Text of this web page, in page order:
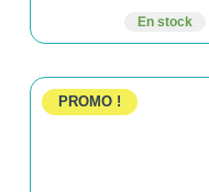
En stock
PROMO !